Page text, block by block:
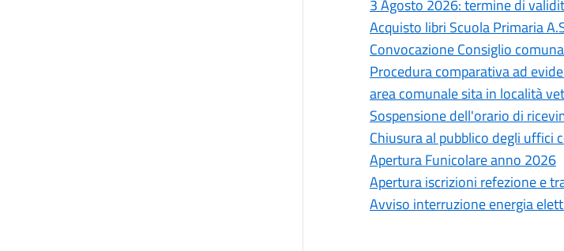
3 Agosto 2026: termine di
Acquisto libri Scuola Primaria
Convocazione Consiglio
Procedura comparativa ad
area comunale sita in località
Sospensione dell'orario di
Chiusura al pubblico degli uffici
Apertura Funicolare anno 2026
Apertura iscrizioni refezione e
Avviso interruzione energia